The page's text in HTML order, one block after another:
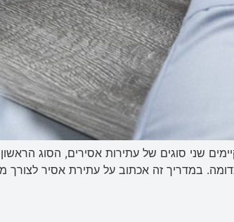
שני סוגים של עתירות אסירים, הסוג
במדריך זה אכתוב על עתירת אסיר לצורך